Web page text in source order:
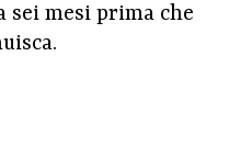
sei mesi prima che